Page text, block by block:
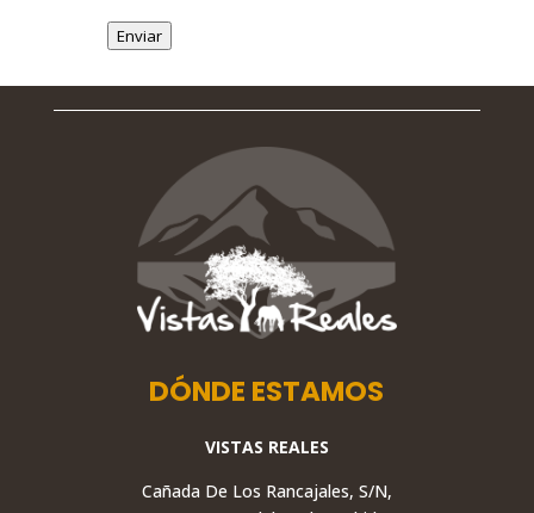
Enviar
DÓNDE ESTAMOS
VISTAS REALES
Cañada De Los Rancajales, S/N,